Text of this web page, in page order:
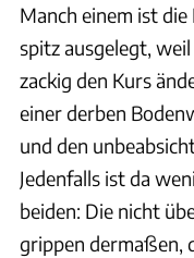
Manch einem ist die
spitz ausgelegt,
zackig den Kurs
einer derben
und den
Jedenfalls ist da
beiden: Die nicht
grippen dermaßen,